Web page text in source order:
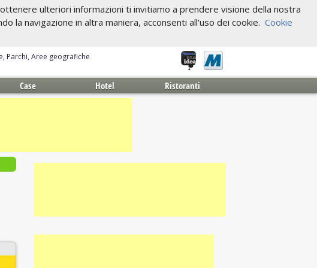
ulteriori informazioni ti invitiamo a prendere visione della nostra
la navigazione in altra maniera, acconsenti all'uso dei cookie. Cookie
Parchi, Aree geografiche
Case Hotel Ristoranti